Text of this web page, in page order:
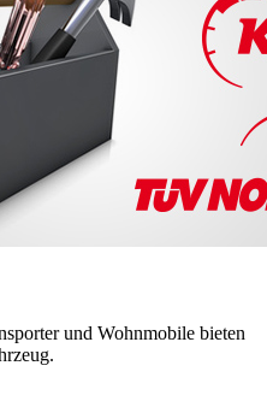
und Wohnmobile bieten